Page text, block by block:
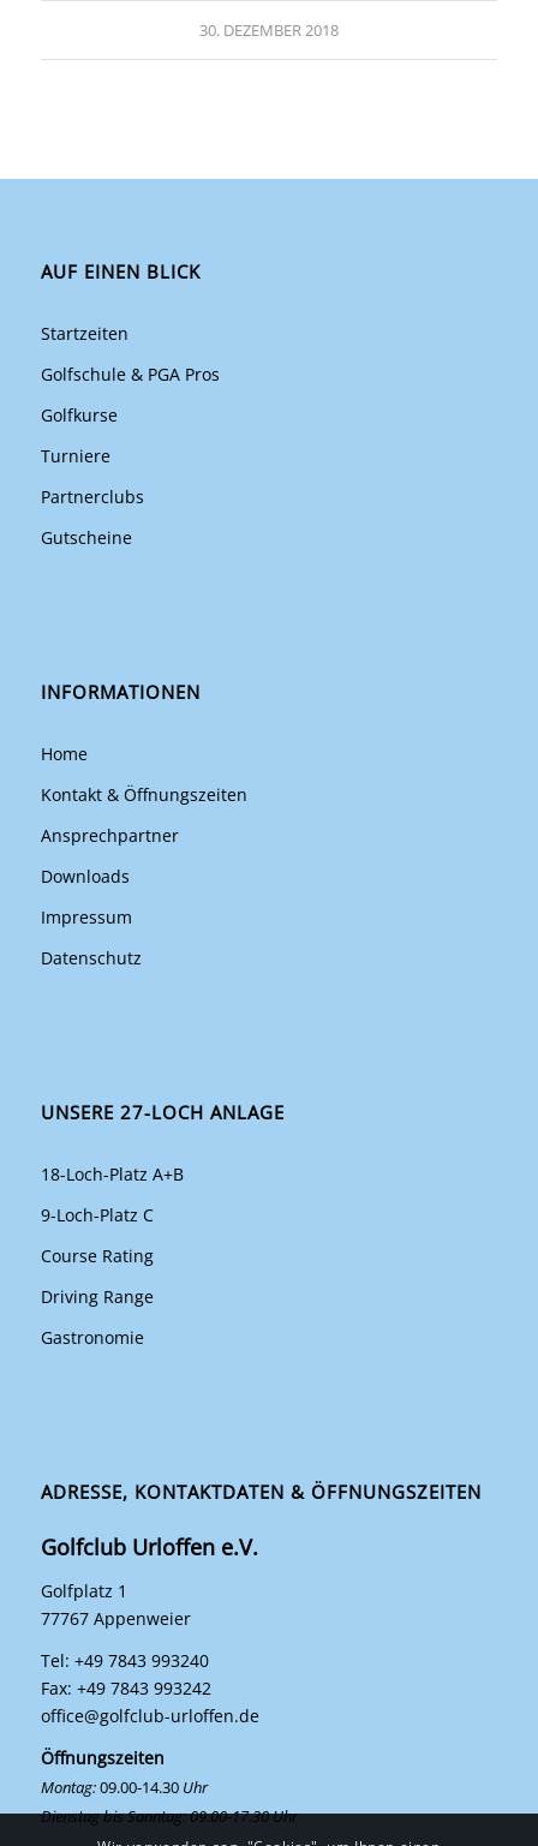
30. DEZEMBER 2018
AUF EINEN BLICK
Startzeiten
Golfschule & PGA Pros
Golfkurse
Turniere
Partnerclubs
Gutscheine
INFORMATIONEN
Home
Kontakt & Öffnungszeiten
Ansprechpartner
Downloads
Impressum
Datenschutz
UNSERE 27-LOCH ANLAGE
18-Loch-Platz A+B
9-Loch-Platz C
Course Rating
Driving Range
Gastronomie
ADRESSE, KONTAKTDATEN & ÖFFNUNGSZEITEN
Golfclub Urloffen e.V.
Golfplatz 1
77767 Appenweier
Tel: +49 7843 993240
Fax: +49 7843 993242
office@golfclub-urloffen.de
Öffnungszeiten
Montag:09.00-14.30 Uhr
Dienstag bis Sonntag: 09.00-17.30 Uhr